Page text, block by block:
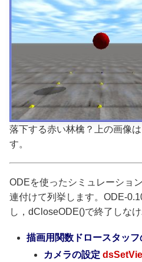
落下する赤い林檎？上の画像
す。
ODEを使ったシミュレーショ
連付けて列挙します。ODE-
し，dCloseODE()で終了しな
描画用関数ドロースタッフ
カメラの設定